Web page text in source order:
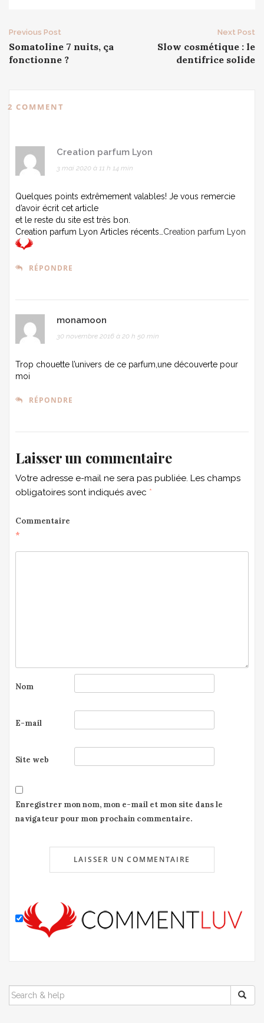
Post
navigation
Previous Post
Somatoline 7 nuits, ça
fonctionne ?
Next Post
Slow cosmétique : le
dentifrice solide
2 COMMENT
Creation parfum Lyon
3 mai 2020 à 11 h 14 min
Quelques points extrêmement valables! Je vous remercie
d’avoir écrit cet article
et le reste du site est très bon.
Creation parfum Lyon Articles récents… Creation parfum Lyon
RÉPONDRE
monamoon
30 novembre 2016 à 20 h 50 min
Trop chouette l’univers de ce parfum,une découverte pour
moi
RÉPONDRE
Laisser un commentaire
Votre adresse e-mail ne sera pas publiée. Les champs
obligatoires sont indiqués avec *
Commentaire
*
Nom
E-mail
Site web
Enregistrer mon nom, mon e-mail et mon site dans le
navigateur pour mon prochain commentaire.
SEARCH
FOR: